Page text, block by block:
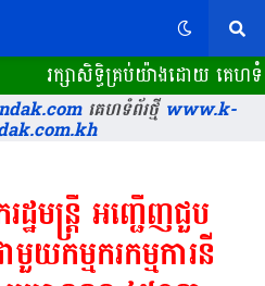
រក្សាសិទ្ធិគ្រប់យ៉ាងដោយ គេហទំ
គេហទំព័រថ្មីwww.k-
ឋមន្ត្រី អញ្ជើញជួប
ម្មករកម្មការនី